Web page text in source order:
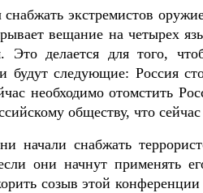
снабжать экстремистов
вещание на четырех
Это делается для того,
будут следующие: Россия
необходимо отомстить
обществу, что
начали снабжать
они начнут применять
созыв этой